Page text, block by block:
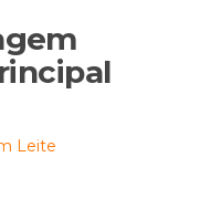
Leite